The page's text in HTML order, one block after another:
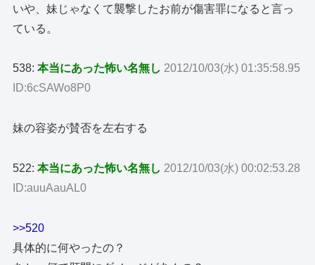
いや、妹じゃなくて襲撃したお前が傷害罪になると言っ
ている。
538:本当にあった怖い名無し 2012/10/03(水) 01:35:58.95
ID:6cSAWo8P0
妹の容姿が賛否を左右する
522:本当にあった怖い名無し 2012/10/03(水) 00:02:53.28
ID:auuAauAL0
>>520
具体的に何やったの？